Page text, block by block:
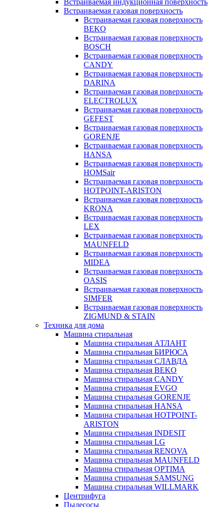
Встраиваемая индукционная поверхность
Встраиваемая газовая поверхность
Встраиваемая газовая поверхность
BEKO
Встраиваемая газовая поверхность
BOSCH
Встраиваемая газовая поверхность
CANDY
Встраиваемая газовая поверхность
DARINA
Встраиваемая газовая поверхность
ELECTROLUX
Встраиваемая газовая поверхность
GEFEST
Встраиваемая газовая поверхность
GORENJE
Встраиваемая газовая поверхность
HANSA
Встраиваемая газовая поверхность
HOMSair
Встраиваемая газовая поверхность
HOTPOINT-ARISTON
Встраиваемая газовая поверхность
KRONA
Встраиваемая газовая поверхность
LEX
Встраиваемая газовая поверхность
MAUNFELD
Встраиваемая газовая поверхность
MIDEA
Встраиваемая газовая поверхность
OASIS
Встраиваемая газовая поверхность
SIMFER
Встраиваемая газовая поверхность
ZIGMUND & STAIN
Техника для дома
Машина стиральная
Машина стиральная АТЛАНТ
Машина стиральная БИРЮСА
Машина стиральная СЛАВДА
Машина стиральная BEKO
Машина стиральная CANDY
Машина стиральная EVGO
Машина стиральная GORENJE
Машина стиральная HANSA
Машина стиральная HOTPOINT-
ARISTON
Машина стиральная INDESIT
Машина стиральная LG
Машина стиральная RENOVA
Машина стиральная MAUNFELD
Машина стиральная OPTIMA
Машина стиральная SAMSUNG
Машина стиральная WILLMARK
Центрифуга
Пылесосы